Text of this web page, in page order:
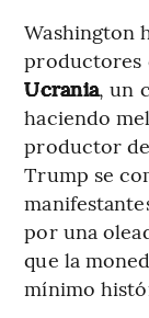
Washington
productores
Ucrania, un
haciendo
productor de
Trump se
por una
que la
mínimo